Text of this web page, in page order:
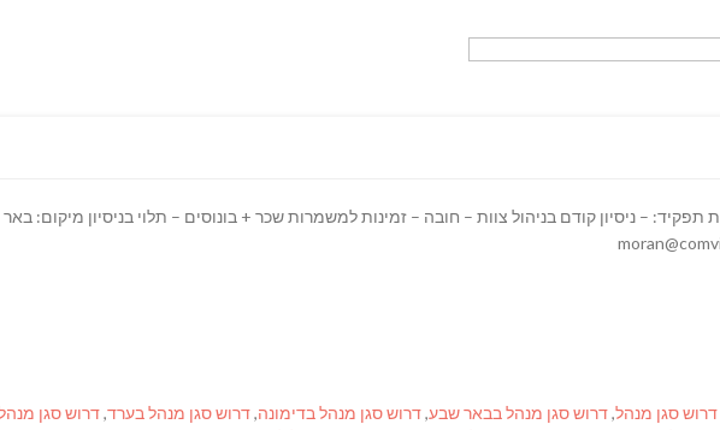
– ניסיון קודם בניהול צוות – חובה – זמינות למשמרות שכר + בונוסים – תלוי בניסיון מיקום: באר
דרוש סגן מנהל,דרוש סגן מנהל בבאר שבע,דרוש סגן מנהל בדימונה,דרוש סגן מנהל בערד,דרוש סגן